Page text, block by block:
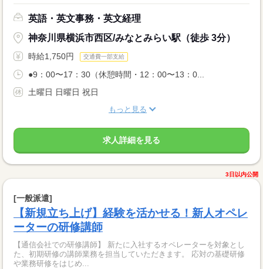
英語・英文事務・英文経理
神奈川県横浜市西区/みなとみらい駅（徒歩 3分）
時給1,750円 交通費一部支給
●9：00〜17：30（休憩時間・12：00〜13：0...
土曜日 日曜日 祝日
もっと見る
求人詳細を見る
3日以内公開
[一般派遣]
【新規立ち上げ】経験を活かせる！新人オペレ
ーターの研修講師
【通信会社での研修講師】 新たに入社するオペレーターを対象とし
た、初期研修の講師業務を担当していただきます。 応対の基礎研修
や業務研修をはじめ...